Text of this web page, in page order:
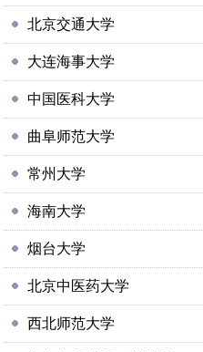
北京交通大学
大连海事大学
中国医科大学
曲阜师范大学
常州大学
海南大学
烟台大学
北京中医药大学
西北师范大学